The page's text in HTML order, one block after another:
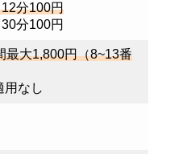
分100円
分100円
最大1,800円（8~13番
なし